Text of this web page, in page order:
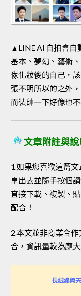
▲LINE AI 自拍會自
基本、夢幻、藝術
像化妝後的自己，
張不明所以的之外
而裝帥一下好像也
文章附註與說
1.如果您喜歡這篇
享出去並隨手按個
直接下載、複製、
配合！
2.本文並非商業合
合，資訊量較為龐
長絨綿與